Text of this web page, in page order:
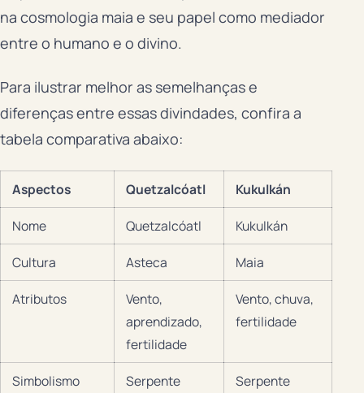
na cosmologia maia e seu papel como mediador
entre o humano e o divino.
Para ilustrar melhor as semelhanças e
diferenças entre essas divindades, confira a
tabela comparativa abaixo:
Aspectos Quetzalcóatl Kukulkán
Nome Quetzalcóatl Kukulkán
Cultura Asteca Maia
Atributos
Vento,
aprendizado,
fertilidade
Vento, chuva,
fertilidade
Simbolismo
Serpente
Serpente